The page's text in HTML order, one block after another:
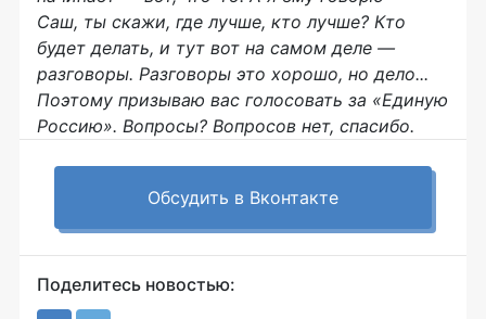
Саш, ты скажи, где лучше, кто лучше? Кто
будет делать, и тут вот на самом деле —
разговоры. Разговоры это хорошо, но дело...
Поэтому призываю вас голосовать за «Единую
Россию». Вопросы? Вопросов нет, спасибо.
Обсудить в Вконтакте
Поделитесь новостью: